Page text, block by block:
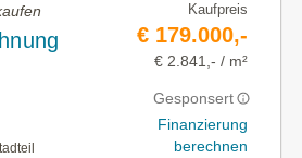
Kaufpreis
€ 179.000,-
€ 2.841,- / m²
Gesponsert
Finanzierung
berechnen